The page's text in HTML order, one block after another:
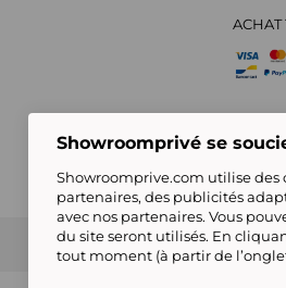
ACHAT
CGV Politique
Showroomprivé se
Showroomprive.com utilise des
partenaires, des publicités
avec nos partenaires. Vous
du site seront utilisés. En
tout moment (à partir de